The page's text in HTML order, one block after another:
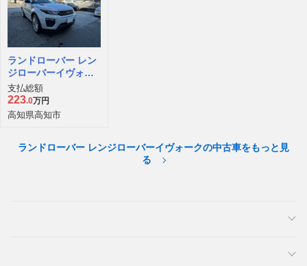
ランドローバー レン
ジローバーイヴォー
ク HSE ダイナミック
4WD
支払総額
223.0万円
高知県高知市
ランドローバー レンジローバーイヴォークの中古車をもっと見
る